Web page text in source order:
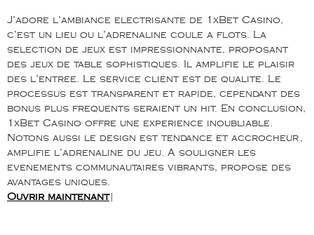
J’adore l’ambiance electrisante de 1xBet Casino,
c’est un lieu ou l’adrenaline coule a flots. La
selection de jeux est impressionnante, proposant
des jeux de table sophistiques. Il amplifie le plaisir
des l’entree. Le service client est de qualite. Le
processus est transparent et rapide, cependant des
bonus plus frequents seraient un hit. En conclusion,
1xBet Casino offre une experience inoubliable.
Notons aussi le design est tendance et accrocheur,
amplifie l’adrenaline du jeu. A souligner les
evenements communautaires vibrants, propose des
avantages uniques.
Ouvrir maintenant|